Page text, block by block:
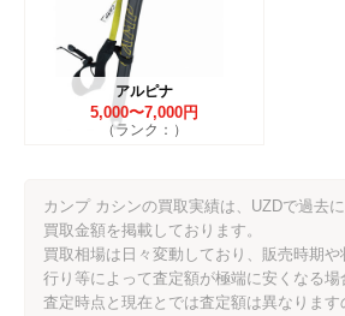
アルピナ
5,000〜7,000円
（ランク：）
カンプ カシンの買取実績は、UZDで過去
買取金額を掲載しております。
買取相場は日々変動しており、販売時期
行り等によって査定額が極端に安くなる場
査定時点と現在とでは査定額は異なります